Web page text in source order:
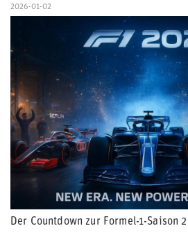
2026-01-02
Der Countdown zur Formel-1-Saison